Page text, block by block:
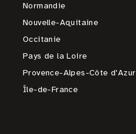
Normandie
Nouvelle-Aquitaine
Occitanie
Pays de la Loire
Provence-Alpes-Côte d'Azur
Île-de-France